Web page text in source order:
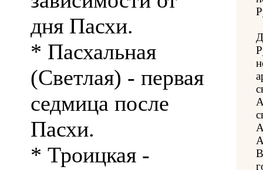
дня Пасхи.
* Пасхальная
(Светлая) - первая
седмица после
Пасхи.
* Троицкая -